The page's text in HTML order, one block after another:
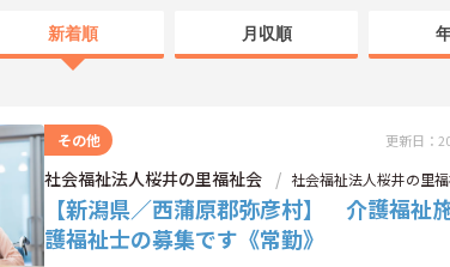
新着順 月収順
その他 更新日：
社会福祉法人桜井の里福祉会 社会福祉法人桜井の里
【新潟県／西蒲原郡弥彦村】 介護福祉
護福祉士の募集です《常勤》